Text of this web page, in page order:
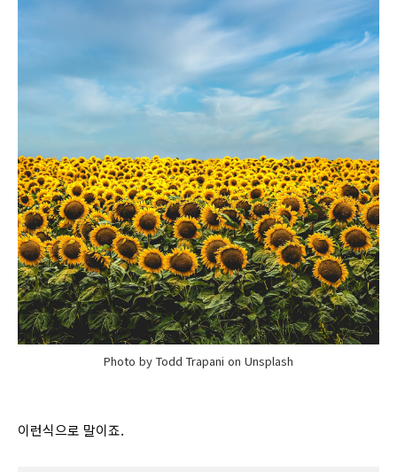
Photo by Todd Trapani on Unsplash
이런식으로 말이죠.